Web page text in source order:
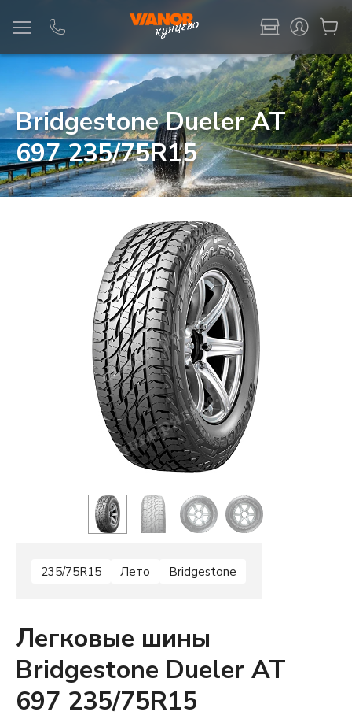
Bridgestone Dueler AT
697 235/75R15
235/75R15 Лето Bridgestone
Легковые шины
Bridgestone Dueler AT
697 235/75R15
Информация Фото товара